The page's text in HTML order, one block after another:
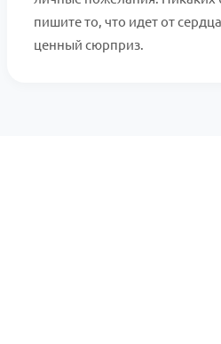
пишите то, что идет от
ценный сюрприз.